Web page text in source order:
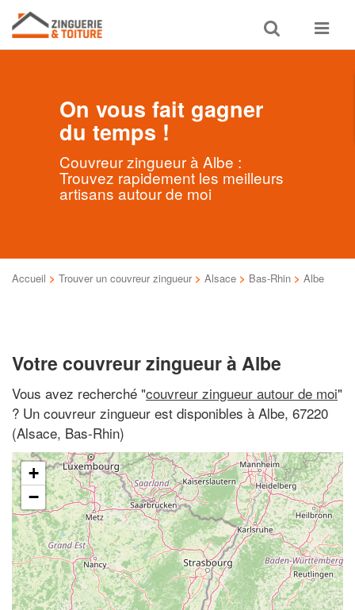
Toggle
search
Toggle
On vous fait gagner
du temps !
Couvreur zingueur à Albe :
Trouvez rapidement les meilleurs
artisans autour de moi
Accueil > Trouver un couvreur zingueur > Alsace > Bas-Rhin > Albe
Votre couvreur zingueur à Albe
Vous avez recherché "couvreur zingueur autour de moi"
? Un couvreur zingueur est disponibles à Albe, 67220
(Alsace, Bas-Rhin)
+
−